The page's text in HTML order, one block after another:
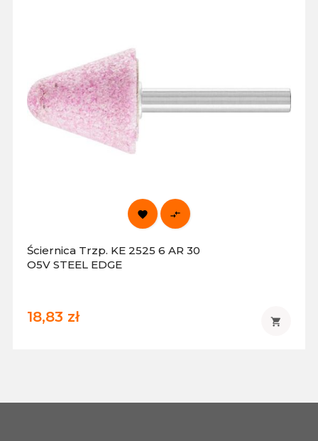
 
Ściernica Trzp. KE 2525 6 AR 30
O5V STEEL EDGE
18,83 zł 